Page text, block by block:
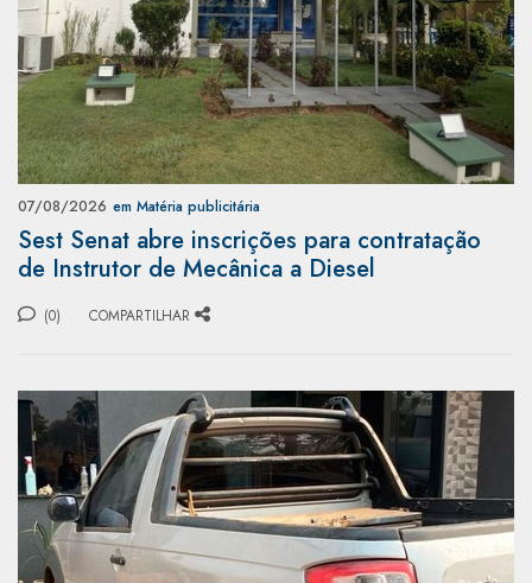
07/08/2026 em Matéria publicitária
Sest Senat abre inscrições para contratação
de Instrutor de Mecânica a Diesel
(0) COMPARTILHAR